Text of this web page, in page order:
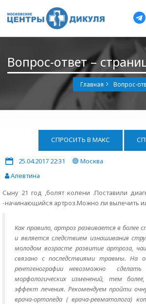
Вопрос-ответ –
Главная Вопрос-
СПРОСИТЬ В МАКС
25.04.2017 22:31
Москва
Алевтина
Сыну 21 год ,болят колени .Поставили
-начинающийся артроз.Можно ли вылечить
Как правило, артроз развивается в более
и является следствием изнашивания
молодом возрасте развитие артроза,
связано с последствиями травмы. На
рентгенографии невозможно
морфологических изменений, тем
эффект лечения. Рекомендуем пройти
врача-ортопеда ( врача-ревматолога)